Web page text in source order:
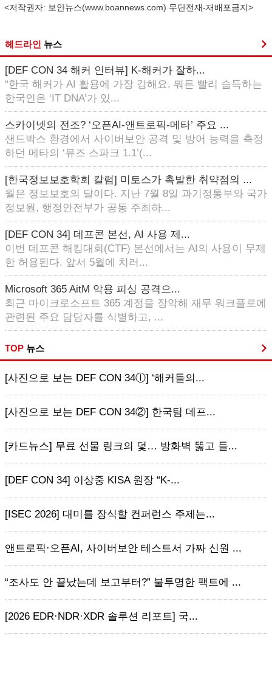
<저작권자: 보안뉴스(www.boannews.com) 무단전재-재배포금지>
헤드라인 뉴스
[DEF CON 34 해커 인터뷰] K-해커가 잘하...
“한국 해커가 AI 활용에 가장 강해요. 뭐든 빨리 습득하는
한국인은 ‘IT DNA’가 있...
스카이넷의 전조? ‘오픈AI-앤트로픽-메타’ 주요 ...
샌드박스 환경에서 사이버보안 공격 및 방어 능력을 측정
하던 메타의 ‘뮤즈 스파크 1.1’(...
[한국정보보호학회 칼럼] 미토스가 촉발한 취약점의 ...
월은 정보보호의 달이다. 지난 7월 8일 과기정통부와 국가
정보원, 행정안전부가 공동 주최하...
[DEF CON 34] 데프콘 본선, AI 사용 제...
이번 데프콘 해킹대회(CTF) 본선에서는 AI의 사용이 무제
한 허용된다. 앞서 5월에 치러...
Microsoft 365 AitM 악용 피싱 공격으...
최근 마이크로소프트 365 계정을 장악해 재무 워크플로에
관련된 주요 담당자를 식별하고, ...
TOP 뉴스
[사진으로 보는 DEF CON 34ⓛ] ‘해커들의...
[사진으로 보는 DEF CON 34②] 한국팀 데프...
[카드뉴스] 무료 선물 링크의 덫… 방화벽 뚫고 들...
[DEF CON 34] 이상중 KISA 원장 “K-...
[ISEC 2026] 대미를 장식할 컨퍼런스 주제는...
앤트로픽·오픈AI, 사이버보안 테스트서 가짜 신원 ...
“조사도 안 끝났는데 보고부터?” 불투명한 팩트에 ...
[2026 EDR·NDR·XDR 솔루션 리포트] 국...